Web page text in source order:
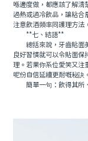
喺邊度做，都應該了解清
過熱或過冷飲品，讓粘合
注意飲酒頻率同護理方法
**七、結語**
總括來說，牙齒貼面美
良好習慣就可以令貼面保
理。若果你系位愛笑又注
呢份自信延續更耐嘅秘訣
簡單一句：飲得其所、